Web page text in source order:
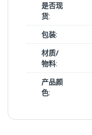
是否现
货:
包装:
材质/
物料:
产品颜
色: